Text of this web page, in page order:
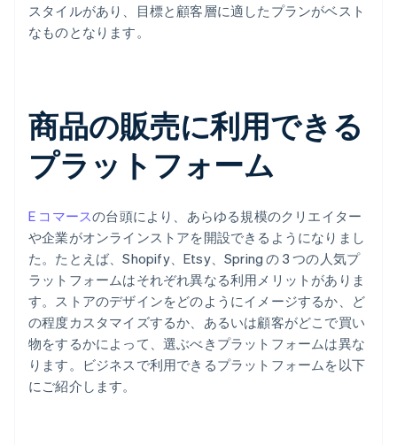
スタイルがあり、目標と顧客層に適したプランがベスト
なものとなります。
商品の販売に利用できる
プラットフォーム
E コマースの台頭により、あらゆる規模のクリエイター
や企業がオンラインストアを開設できるようになりまし
た。たとえば、Shopify、Etsy、Spring の 3 つの人気プ
ラットフォームはそれぞれ異なる利用メリットがありま
す。ストアのデザインをどのようにイメージするか、ど
の程度カスタマイズするか、あるいは顧客がどこで買い
物をするかによって、選ぶべきプラットフォームは異な
ります。ビジネスで利用できるプラットフォームを以下
にご紹介します。